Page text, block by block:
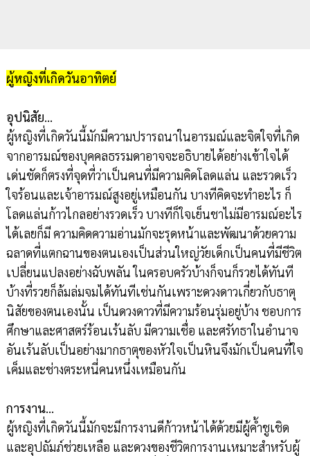
ผู้หญิงที่เกิดวันอาทิตย์
อุปนิสัย…
ผู้หญิงที่เกิดวันนี้มักมีความปรารถนาในอารมณ์และจิตใจที่เกิด
จากอารมณ์ของบุคคลธรรมดาอาจจะอธิบายได้อย่างเข้าใจได้
เด่นชัดก็ตรงที่จุดที่ว่าเป็นคนที่มีความคิดโลดแล่น และรวดเร็ว
ใจร้อนและเจ้าอารมณ์สูงอยู่เหมือนกัน บางทีคิดจะทำอะไร ก็
โลดแล่นก้าวไกลอย่างรวดเร็ว บางทีก็ใจเย็นชาไม่มีอารมณ์อะไร
ได้เลยก็มี ความคิดความอ่านมักจะรุดหน้าและพัฒนาด้วยความ
ฉลาดที่แตกฉานของตนเองเป็นส่วนใหญ่วัยเด็กเป็นคนที่มีชีวิต
เปลี่ยนแปลงอย่างฉับพลัน ในครอบครัวบ้างก็จนก็รวยได้ทันที
บ้างที่รวยก็ล้มล่มจมได้ทันทีเช่นกันเพราะดวงดาวเกี่ยวกับธาตุ
นิสัยของตนเองนั้น เป็นดวงดาวที่มีความร้อนรุ่มอยู่บ้าง ชอบการ
ศึกษาและศาสตร์ร้อนเร้นลับ มีความเชื่อ และศรัทธาในอำนาจ
อันเร้นลับเป็นอย่างมากธาตุของหัวใจเป็นหินจึงมักเป็นคนที่ใจ
เค็มและช่างตระหนี่คนหนึ่งเหมือนกัน
การงาน…
ผู้หญิงที่เกิดวันนี้มักจะมีการงานดีก้าวหน้าได้ด้วยมีผู้ค้ำชูเชิด
และอุปถัมภ์ช่วยเหลือ และดวงของชีวิตการงานเหมาะสำหรับผู้